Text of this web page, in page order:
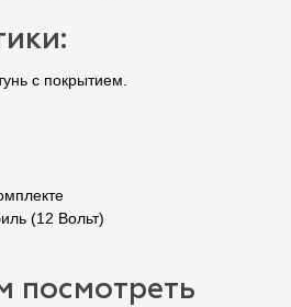
с покрытием.
(12 Вольт)
посмотреть